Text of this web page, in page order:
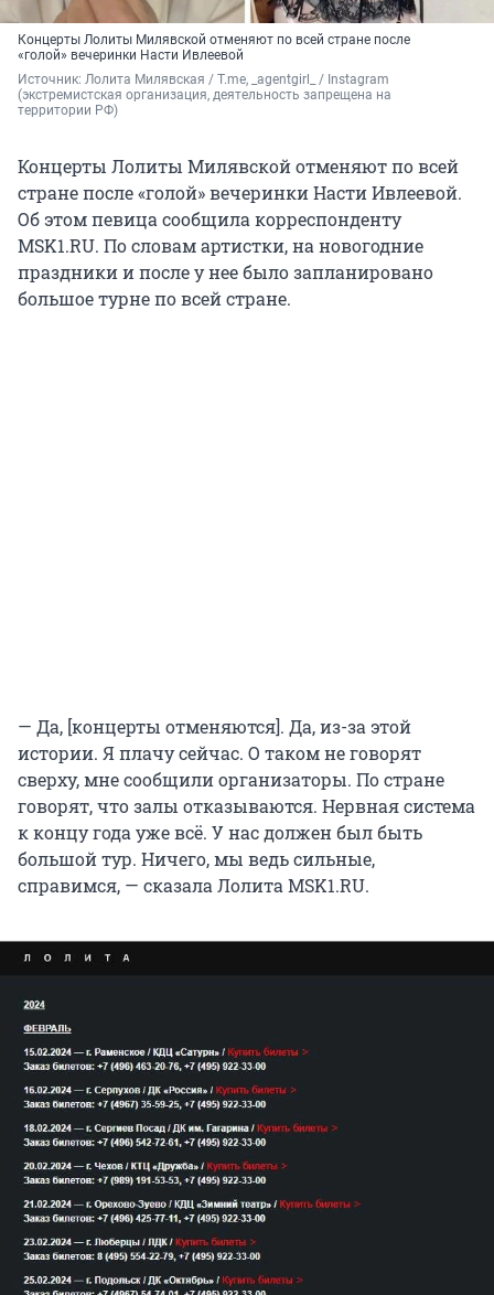
Концерты Лолиты Милявской отменяют по всей стране после
«голой» вечеринки Насти Ивлеевой
Источник: Лолита Милявская / T.me, _agentgirl_ / Instagram
(экстремистская организация, деятельность запрещена на
территории РФ)
Концерты Лолиты Милявской отменяют по всей
стране после «голой» вечеринки Насти Ивлеевой.
Об этом певица сообщила корреспонденту
MSK1.RU. По словам артистки, на новогодние
праздники и после у нее было запланировано
большое турне по всей стране.
— Да, [концерты отменяются]. Да, из-за этой
истории. Я плачу сейчас. О таком не говорят
сверху, мне сообщили организаторы. По стране
говорят, что залы отказываются. Нервная система
к концу года уже всё. У нас должен был быть
большой тур. Ничего, мы ведь сильные,
справимся, — сказала Лолита MSK1.RU.